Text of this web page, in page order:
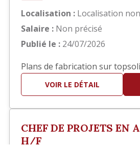
Localisation : Localisation
Salaire : Non précisé
Publié le : 24/07/2026
Plans de fabrication sur
VOIR LE DÉTAIL
CHEF DE PROJETS EN
H/F